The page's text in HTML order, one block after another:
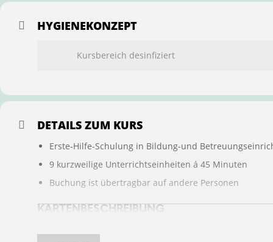
HYGIENEKONZEPT
Kursbereich desinfiziert
DETAILS ZUM KURS
Erste-Hilfe-Schulung in Bildung-und
9 kurzweilige Unterrichtseinheiten á 45 Minuten
Buchung ist übertragbar auf andere Personen
KARTENBESCHREIBUNG